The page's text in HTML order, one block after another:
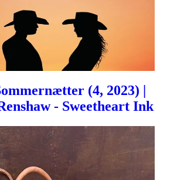
(4, 2023) |
- Sweetheart Ink